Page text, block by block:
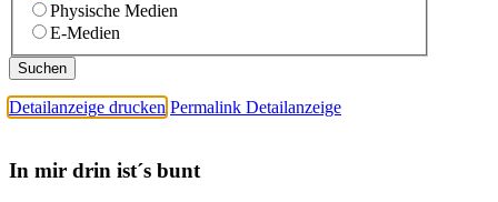
Physische Medien
E-Medien
Detailanzeige drucken Permalink Detailanzeige
In mir drin ist´s bunt